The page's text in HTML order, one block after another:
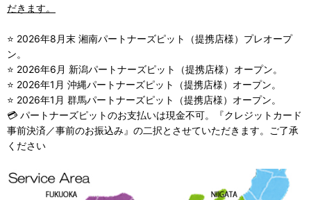
だきます。
⭐ 2026年8月末 湘南パートナーズピット（提携店様）プレオープ
ン。
⭐ 2026年6月 新潟パートナーズピット（提携店様）オープン。
⭐ 2026年1月 沖縄パートナーズピット（提携店様）オープン。
⭐ 2026年1月 群馬パートナーズピット（提携店様）オープン。
💳 パートナーズピットのお支払いは現金不可。『クレジットカード
事前決済／事前のお振込み』の二択とさせていただきます。ご了承
ください